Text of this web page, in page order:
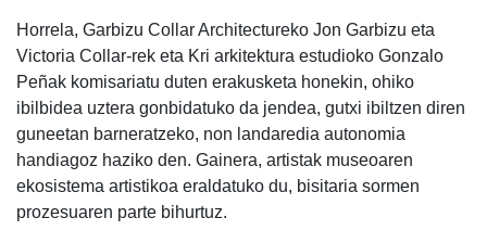
Horrela, Garbizu Collar Architectureko Jon Garbizu eta
Victoria Collar-rek eta Kri arkitektura estudioko Gonzalo
Peñak komisariatu duten erakusketa honekin, ohiko
ibilbidea uztera gonbidatuko da jendea, gutxi ibiltzen diren
guneetan barneratzeko, non landaredia autonomia
handiagoz haziko den. Gainera, artistak museoaren
ekosistema artistikoa eraldatuko du, bisitaria sormen
prozesuaren parte bihurtuz.